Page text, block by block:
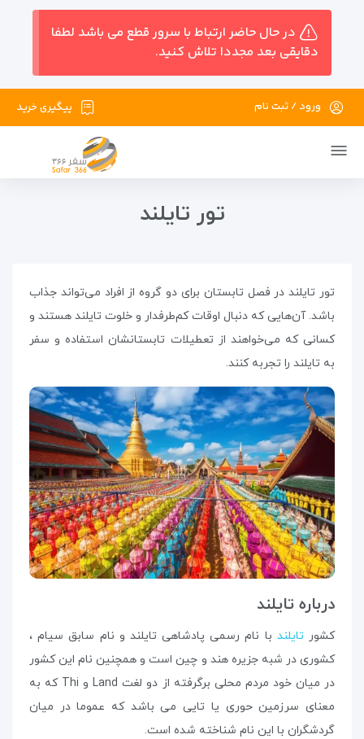
در حال حاضر ارتباط با سرور قطع می باشد لطفا
دقایقی بعد مجددا تلاش کنید.
پیگیری خرید ورود / ثبت نام
تور تایلند
تور تایلند در فصل تابستان برای دو گروه از افراد می‌تواند جذاب
باشد. آن‌هایی که دنبال اوقات کم‌طرفدار و خلوت تایلند هستند و
کسانی که می‌خواهند از تعطیلات تابستانشان استفاده و سفر
به تایلند را تجربه کنند.
درباره تایلند
کشورتایلند با نام رسمی پادشاهی تایلند و نام سابق سیام ،
کشوری در شبه ‌جزیره هند و چین است و همچنین نام این کشور
در میان خود مردم محلی برگرفته از دو لغت Land و Thi که به
معنای سرزمین حوری یا تایی می باشد که عموما در میان
گردشگران با این نام شناخته شده است.